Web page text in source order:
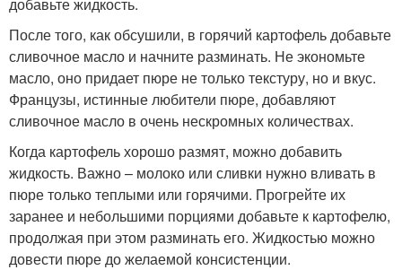
После того, как обсушили, в горячий картофель добавьте
сливочное масло и начните разминать. Не экономьте
масло, оно придает пюре не только текстуру, но и вкус.
Французы, истинные любители пюре, добавляют
сливочное масло в очень нескромных количествах.
Когда картофель хорошо размят, можно добавить
жидкость. Важно – молоко или сливки нужно вливать в
пюре только теплыми или горячими. Прогрейте их
заранее и небольшими порциями добавьте к картофелю,
продолжая при этом разминать его. Жидкостью можно
довести пюре до желаемой консистенции.